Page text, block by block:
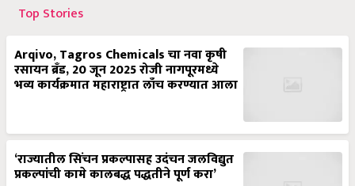
Top Stories
Arqivo, Tagros Chemicals चा नवा कृषी
रसायन ब्रँड, 20 जून 2025 रोजी नागपूरमध्ये
भव्य कार्यक्रमात महाराष्ट्रात लाँच करण्यात आला
‘राज्यातील सिंचन प्रकल्पासह उदंचन जलविद्युत
प्रकल्पांची कामे कालबद्ध पद्धतीने पूर्ण करा’